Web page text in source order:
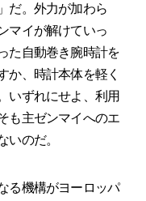
だ。外力が加わら
マイが解けていっ
た自動巻き腕時計を
か、時計本体を軽く
いずれにせよ、利用
も主ゼンマイへのエ
いのだ。
る機構がヨーロッパ